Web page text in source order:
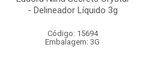
- Delineador Líquido 3g
Código: 15694
Embalagem: 3G